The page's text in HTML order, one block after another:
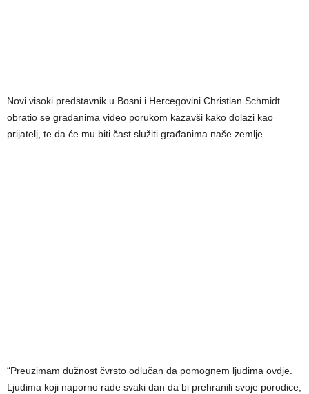
Novi visoki predstavnik u Bosni i Hercegovini Christian Schmidt
obratio se građanima video porukom kazavši kako dolazi kao
prijatelj, te da će mu biti čast služiti građanima naše zemlje.
“Preuzimam dužnost čvrsto odlučan da pomognem ljudima ovdje.
Ljudima koji naporno rade svaki dan da bi prehranili svoje porodice,